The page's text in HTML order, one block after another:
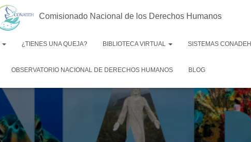
Comisionado Nacional de los Derechos Humanos
¿TIENES UNA QUEJA? BIBLIOTECA VIRTUAL SISTEMAS CONADEH
OBSERVATORIO NACIONAL DE DERECHOS HUMANOS BLOG